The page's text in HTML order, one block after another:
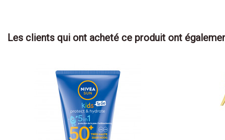
Les clients qui ont acheté ce produit ont